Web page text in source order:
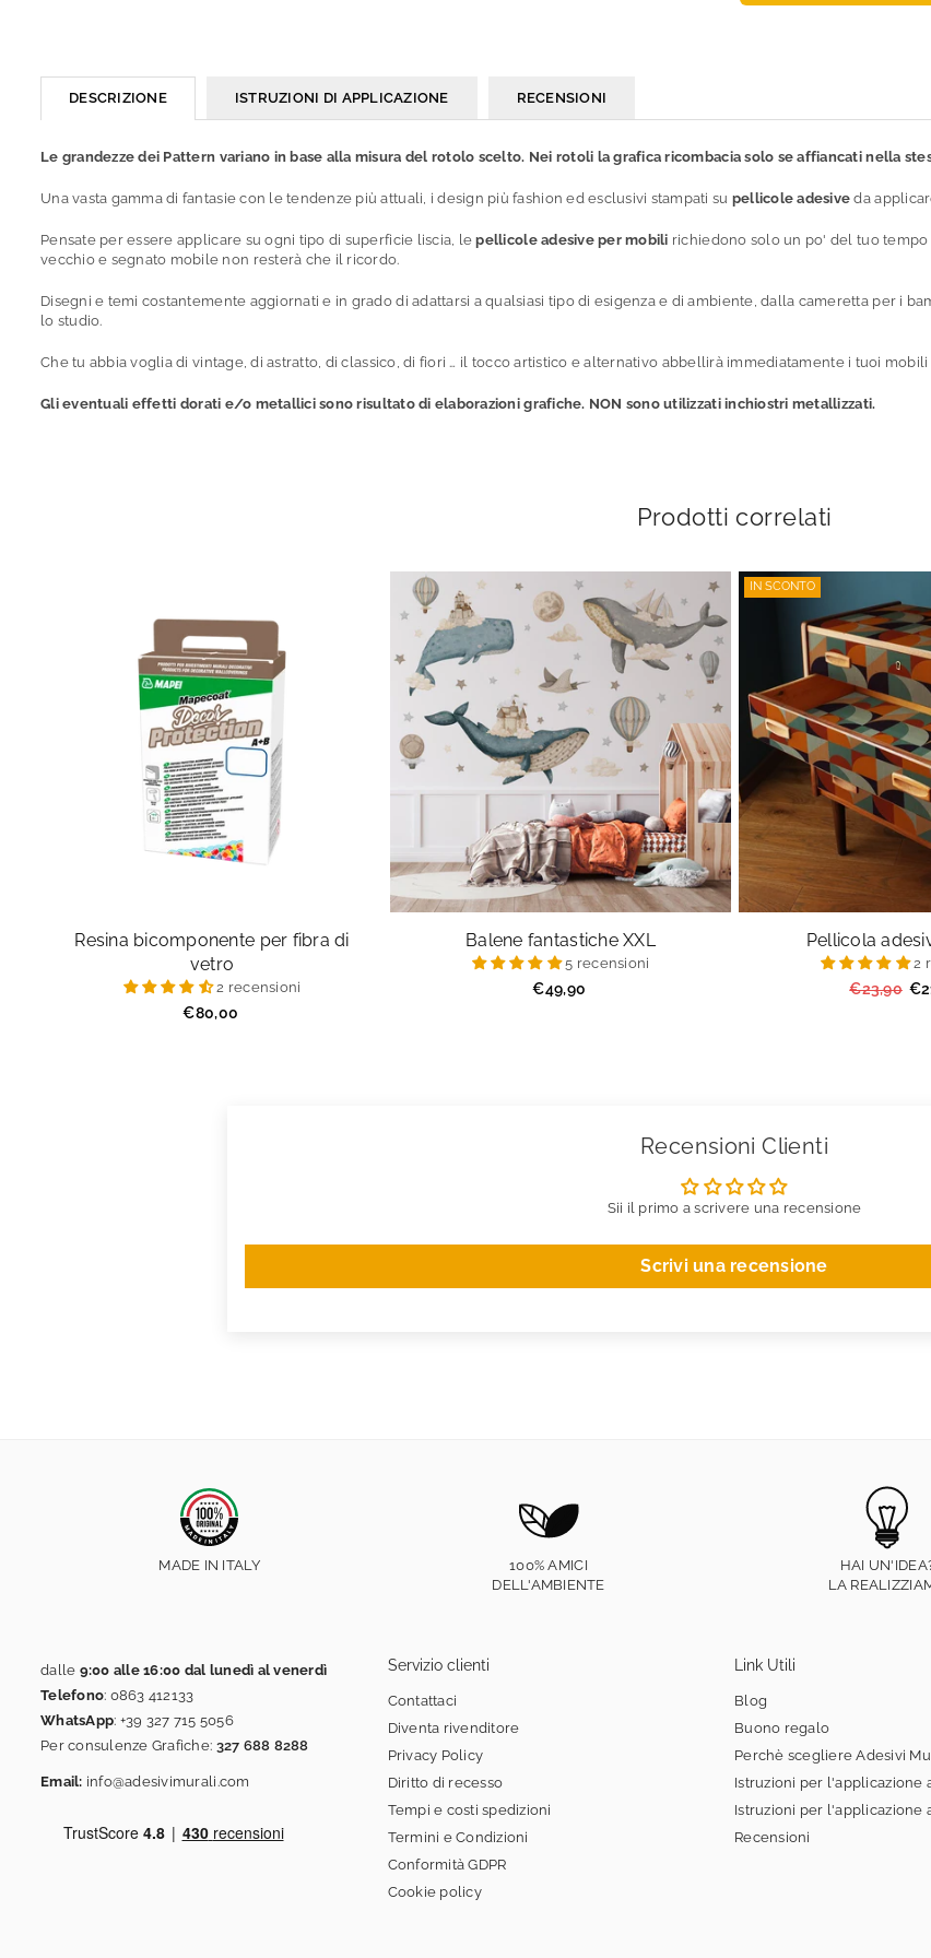
DESCRIZIONE ISTRUZIONI DI APPLICAZIONE RECENSIONI
Le grandezze dei Pattern variano in base alla misura del rotolo scelto. Nei rotoli la grafica ricombacia solo se affiancati nella
Una vasta gamma di fantasie con le tendenze più attuali, i design più fashion ed esclusivi stampati su pellicole adesive da
Pensate per essere applicare su ogni tipo di superficie liscia, lepellicole adesive per mobili richiedono solo un po' del tuo
vecchio e segnato mobile non resterà che il ricordo.
Disegni e temi costantemente aggiornati e in grado di adattarsi a qualsiasi tipo di esigenza e di ambiente, dalla cameretta per i
lo studio.
Che tu abbia voglia di vintage, di astratto, di classico, di fiori … il tocco artistico e alternativo abbellirà immediatamente i tuoi
Gli eventuali effetti dorati e/o metallici sono risultato di elaborazioni grafiche. NON sono utilizzati inchiostri metallizzati.
Prodotti correlati
Resina bicomponente per fibra di
vetro
2 recensioni
Prezzo
€80,00
Balene fantastiche XXL
5 recensioni
Prezzo
€49,90
IN SCONTO
Pellicola
2
Prezzo
€23,90
Recensioni Clienti
Sii il primo a scrivere una recensione
Scrivi una recensione
MADE IN ITALY
100% AMICI
DELL'AMBIENTE
HAI
LA
dalle 9:00 alle 16:00 dal lunedì al venerdì
Telefono: 0863 412133
WhatsApp: +39 327 715 5056
Per consulenze Grafiche: 327 688 8288
Email: info@adesivimurali.com
Servizio clienti
Contattaci
Diventa rivenditore
Privacy Policy
Diritto di recesso
Tempi e costi spedizioni
Termini e Condizioni
Conformità GDPR
Cookie policy
Link Utili
Blog
Buono regalo
Perchè scegliere Adesivi
Istruzioni per l'applicazione
Istruzioni per l'applicazione
Recensioni